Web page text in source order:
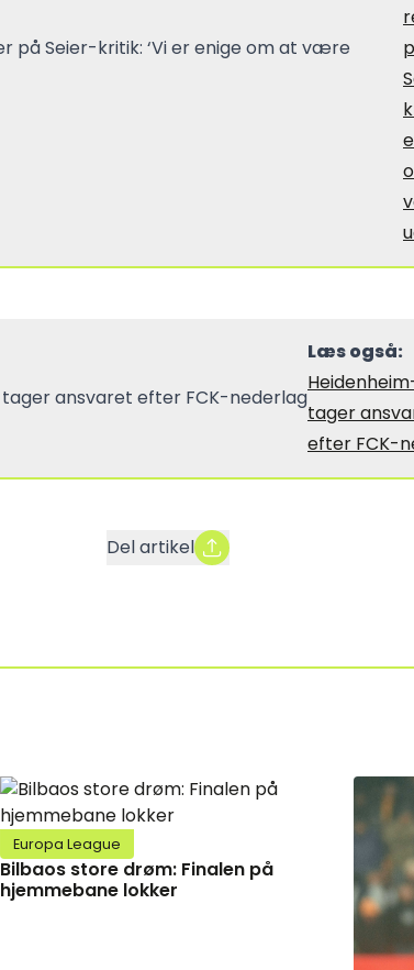
Læs også:
tager
efter FCK-
Del artikel
Europa League
Bilbaos store drøm: Finalen på
hjemmebane lokker